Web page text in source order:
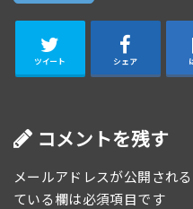
ツイート シェア
コメントを残す
メールアドレスが公開され
ている欄は必須項目です